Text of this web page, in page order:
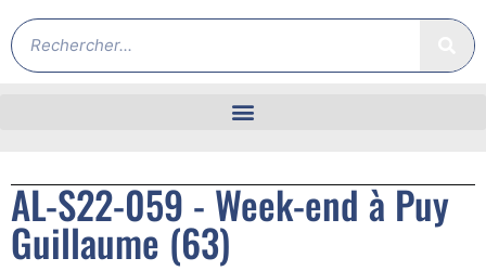
AL-S22-059 - Week-end à Puy
Guillaume (63)